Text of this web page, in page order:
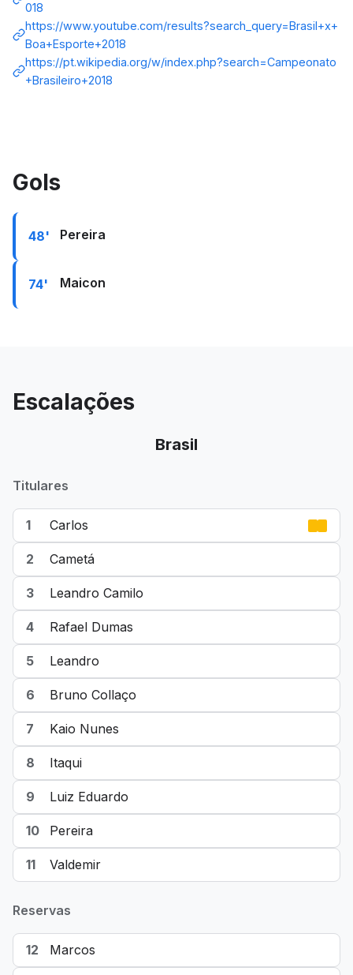
018
https://www.youtube.com/results?search_query=Brasil+x+
Boa+Esporte+2018
https://pt.wikipedia.org/w/index.php?search=Campeonato
+Brasileiro+2018
Gols
48' Pereira
74' Maicon
Escalações
Brasil
Titulares
1 Carlos
2 Cametá
3 Leandro Camilo
4 Rafael Dumas
5 Leandro
6 Bruno Collaço
7 Kaio Nunes
8 Itaqui
9 Luiz Eduardo
10 Pereira
11 Valdemir
Reservas
12 Marcos